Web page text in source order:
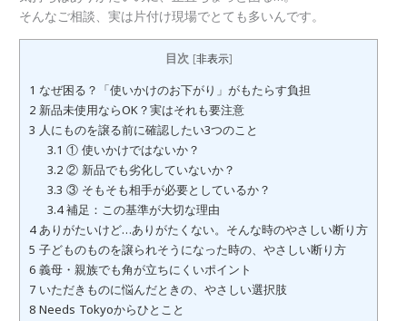
そんなご相談、実は片付け現場でとても多いんです。
目次 [非表示]
1 なぜ困る？「使いかけのお下がり」がもたらす負担
2 新品未使用ならOK？実はそれも要注意
3 人にものを譲る前に確認したい3つのこと
3.1 ① 使いかけではないか？
3.2② 新品でも劣化していないか？
3.3 ③ そもそも相手が必要としているか？
3.4補足：この基準が大切な理由
4ありがたいけど…ありがたくない。そんな時のやさしい断り方
5 子どものものを譲られそうになった時の、やさしい断り方
6 義母・親族でも角が立ちにくいポイント
7 いただきものに悩んだときの、やさしい選択肢
8 Needs Tokyoからひとこと